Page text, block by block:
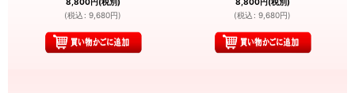
(税込 : 9,680円)
(税込 : 9,680円)